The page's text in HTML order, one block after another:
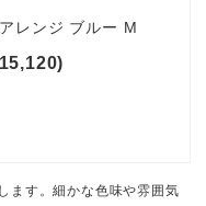
レンジ ブルー M
ます。細かな色味や雰囲気